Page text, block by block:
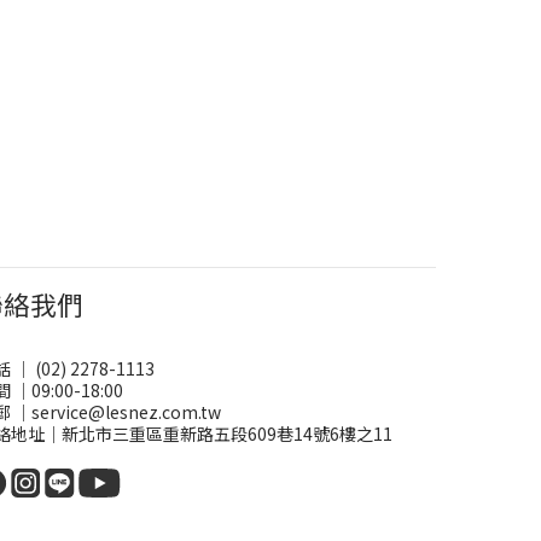
我們
｜ (02) 2278-1113
｜09:00-18:00
｜service@lesnez.com.tw
地址｜新北市三重區重新路五段609巷14號6樓之11